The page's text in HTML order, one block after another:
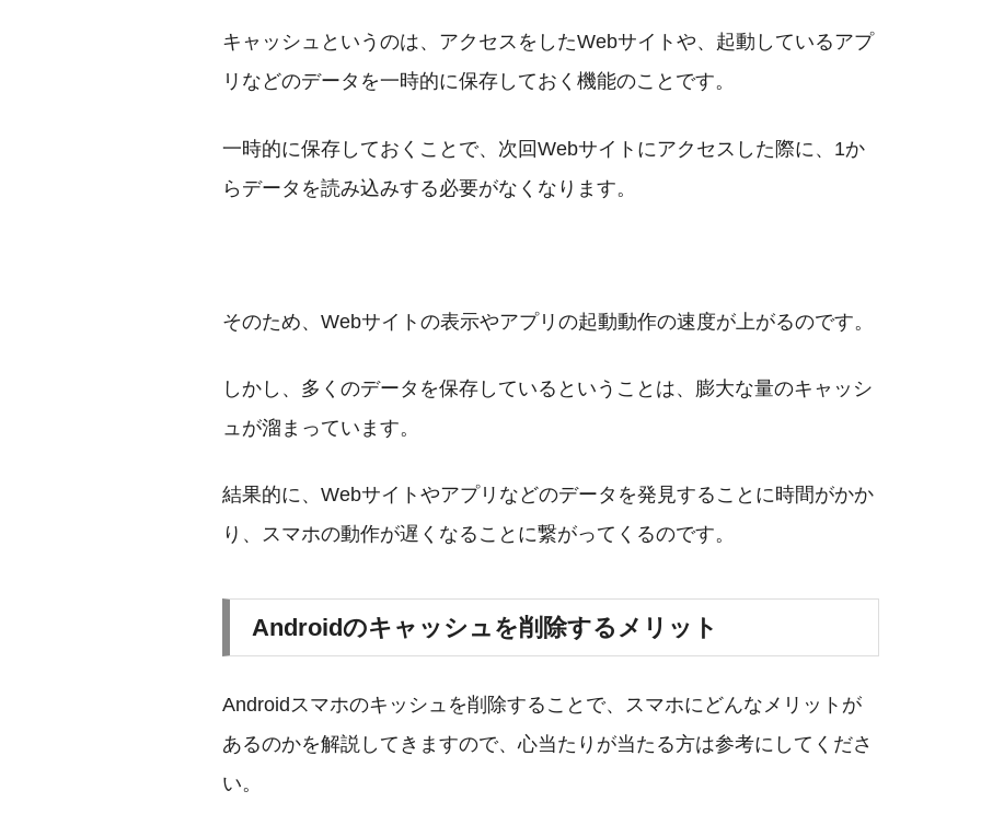
キャッシュというのは、アクセスをしたWebサイトや、起動しているアプ
リなどのデータを一時的に保存しておく機能のことです。
一時的に保存しておくことで、次回Webサイトにアクセスした際に、1か
らデータを読み込みする必要がなくなります。
そのため、Webサイトの表示やアプリの起動動作の速度が上がるのです。
しかし、多くのデータを保存しているということは、膨大な量のキャッシ
ュが溜まっています。
結果的に、Webサイトやアプリなどのデータを発見することに時間がかか
り、スマホの動作が遅くなることに繋がってくるのです。
Androidのキャッシュを削除するメリット
Androidスマホのキッシュを削除することで、スマホにどんなメリットが
あるのかを解説してきますので、心当たりが当たる方は参考にしてくださ
い。